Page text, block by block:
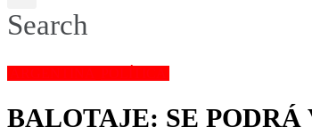
Search
BALOTAJE: SE